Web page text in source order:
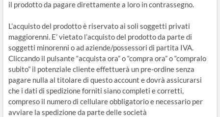
il prodotto da pagare direttamente a loro in contrassegno.
L’acquisto del prodotto è riservato ai soli soggetti privati
maggiorenni. E’ vietato l’acquisto del prodotto da parte di
soggetti minorenni o ad aziende/possessori di partita IVA.
Cliccando il pulsante “acquista ora” o “compra ora” o “compralo
subito” il potenziale cliente effettuerà un pre-ordine senza
pagare nulla al titolare di questo account e dovrà assicurarsi
che i dati di spedizione forniti siano completi e corretti,
compreso il numero di cellulare obbligatorio e necessario per
avviare la spedizione da parte delle società